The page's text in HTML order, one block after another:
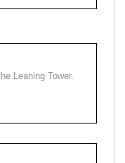
Leaning Tower.